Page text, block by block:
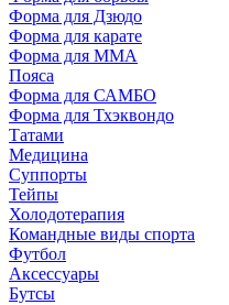
Форма для Дзюдо
Форма для карате
Форма для MMA
Пояса
Форма для САМБО
Форма для Тхэквондо
Татами
Медицина
Суппорты
Тейпы
Холодотерапия
Командные виды спорта
Футбол
Аксессуары
Бутсы